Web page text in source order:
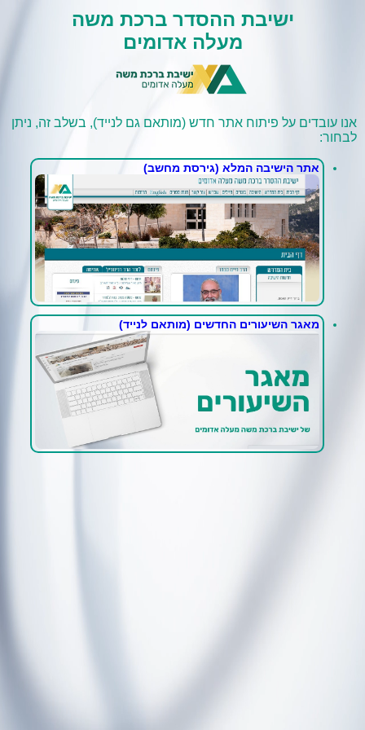
ישיבת ההסדר ברכת משה
מעלה אדומים
אנו עובדים על פיתוח אתר חדש (מותאם גם לנייד), בשלב זה, ניתן
לבחור:
אתר הישיבה המלא (גירסת מחשב)
מאגר השיעורים החדשים (מותאם לנייד)